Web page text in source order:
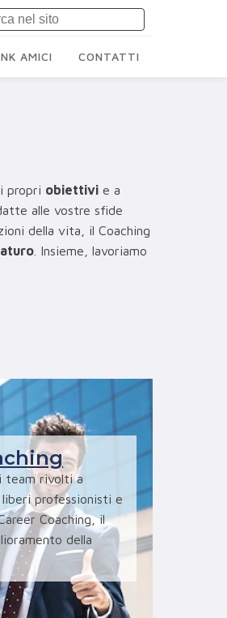
AMICI CONTATTI
i propri obiettivi e a
alle vostre sfide
della vita, il Coaching
. Insieme, lavoriamo
team rivolti a
professionisti e
Coaching, il
della